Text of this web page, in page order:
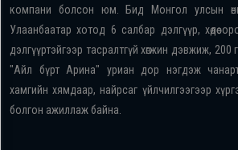
компани болсон юм. Бид Монгол улсын
Улаанбаатар хотод 6 салбар дэлгүүр, хөдөө
дэлгүүртэйгээр тасралтгүй хөгжин дэвжиж, 200
"Айл бүрт Арина" уриан дор нэгдэж
хамгийн хямдаар, найрсаг үйлчилгээгээр
болгон ажиллаж байна.